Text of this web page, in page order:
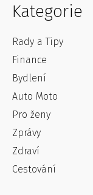
Kategorie
Rady a Tipy
Finance
Bydlení
Auto Moto
Pro ženy
Zprávy
Zdraví
Cestování